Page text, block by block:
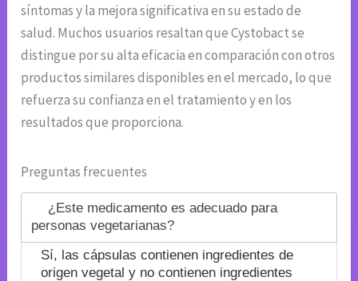
síntomas y la mejora significativa en su estado de
salud. Muchos usuarios resaltan que Cystobact se
distingue por su alta eficacia en comparación con otros
productos similares disponibles en el mercado, lo que
refuerza su confianza en el tratamiento y en los
resultados que proporciona.
Preguntas frecuentes
¿Este medicamento es adecuado para
personas vegetarianas?
Sí, las cápsulas contienen ingredientes de
origen vegetal y no contienen ingredientes